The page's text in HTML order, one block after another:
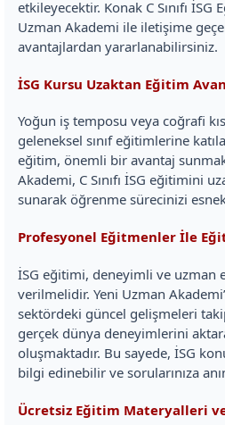
etkileyecektir. Konak C Sınıfı İSG
Uzman Akademi ile iletişime
avantajlardan yararlanabilirsiniz.
İSG Kursu Uzaktan Eğitim
Yoğun iş temposu veya coğrafi
geleneksel sınıf eğitimlerine
eğitim, önemli bir avantaj
Akademi, C Sınıfı İSG eğitimini
sunarak öğrenme sürecinizi
Profesyonel Eğitmenler İle
İSG eğitimi, deneyimli ve uzman
verilmelidir. Yeni Uzman
sektördeki güncel gelişmeleri
gerçek dünya deneyimlerini
oluşmaktadır. Bu sayede, İSG
bilgi edinebilir ve sorularınıza
Ücretsiz Eğitim Materyalleri